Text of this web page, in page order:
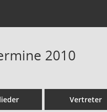
2010
Vertreter